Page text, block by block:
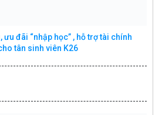
đãi “nhập học” , hỗ trợ tài chính
tân sinh viên K26